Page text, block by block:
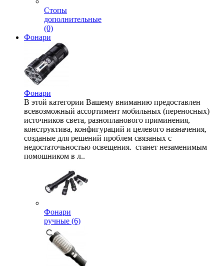
Стопы
дополнительные
(0)
Фонари
Фонари
В этой категории Вашему вниманию предоставлен
всевозможный ассортимент мобильных (переносных)
источников света, разнопланового приминения,
конструктива, конфигураций и целевого назначения,
созданые для решений проблем связаных с
недостаточьностью освещения. станет незаменимым
помошником в л..
Фонари
ручные (6)